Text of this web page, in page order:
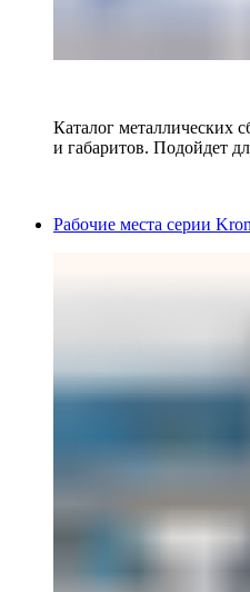
Каталог металлических
и габаритов. Подойдет
Рабочие места серии